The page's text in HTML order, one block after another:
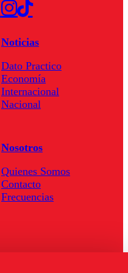
Noticias
Dato Practico
Economía
Internacional
Nacional
Nosotros
Quienes Somos
Contacto
Frecuencias